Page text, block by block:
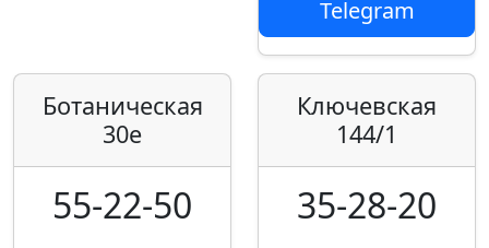
Telegram
Ботаническая
30е
55-22-50
Ключевская
144/1
35-28-20